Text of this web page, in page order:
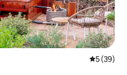
平均评分
5 (39)